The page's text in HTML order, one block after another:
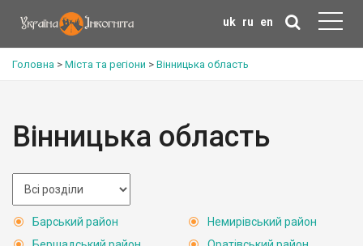
uk ru en
Головна > Міста та регіони > Вінницька область
Вінницька область
Барський район
Немирівський район